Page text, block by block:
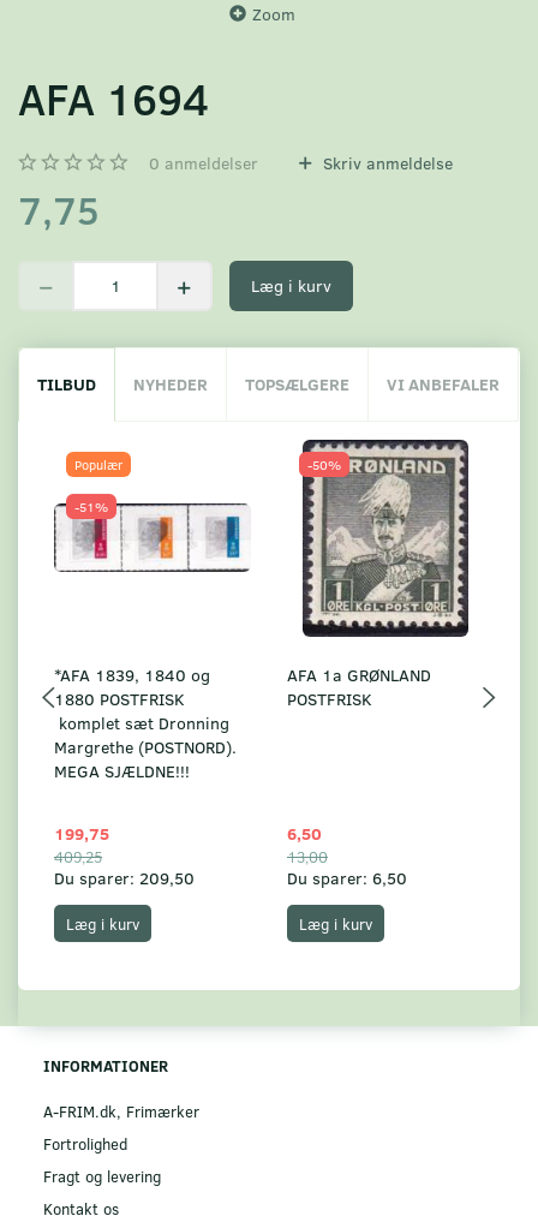
Zoom
AFA 1694
0 anmeldelser Skriv anmeldelse
7,75
Læg i kurv
TILBUD NYHEDER TOPSÆLGERE VI ANBEFALER
Populær
-51%
*AFA 1839, 1840 og
1880 POSTFRISK
komplet sæt Dronning
Margrethe (POSTNORD).
MEGA SJÆLDNE!!!
199,75
409,25
Du sparer: 209,50
Læg i kurv
-50%
AFA 1a GRØNLAND
POSTFRISK
6,50
13,00
Du sparer: 6,50
Læg i kurv
INFORMATIONER
A-FRIM.dk, Frimærker
Fortrolighed
Fragt og levering
Kontakt os